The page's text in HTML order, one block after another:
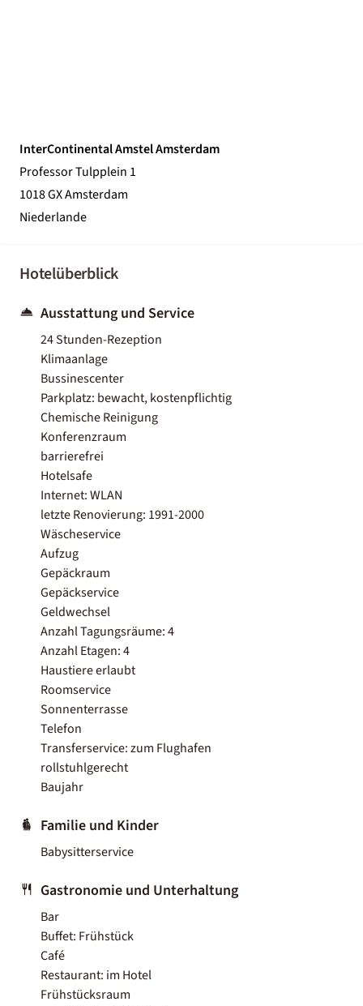
InterContinental Amstel Amsterdam
Professor Tulpplein 1
1018 GX Amsterdam
Niederlande
Hotelüberblick
Ausstattung und Service
24 Stunden-Rezeption
Klimaanlage
Bussinescenter
Parkplatz: bewacht, kostenpflichtig
Chemische Reinigung
Konferenzraum
barrierefrei
Hotelsafe
Internet: WLAN
letzte Renovierung: 1991-2000
Wäscheservice
Aufzug
Gepäckraum
Gepäckservice
Geldwechsel
Anzahl Tagungsräume: 4
Anzahl Etagen: 4
Haustiere erlaubt
Roomservice
Sonnenterrasse
Telefon
Transferservice: zum Flughafen
rollstuhlgerecht
Baujahr
Familie und Kinder
Babysitterservice
Gastronomie und Unterhaltung
Bar
Buffet: Frühstück
Café
Restaurant: im Hotel
Frühstücksraum